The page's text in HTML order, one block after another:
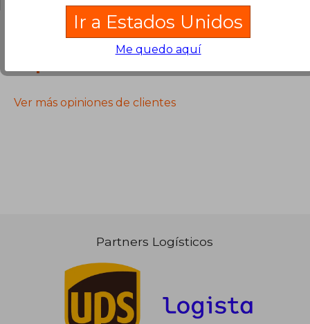
Ver más opiniones de clientes
Partners Logísticos
Ir a Estados Unidos
Me quedo aquí